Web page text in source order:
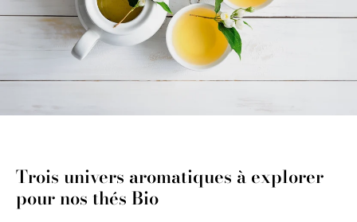
Trois univers aromatiques à explorer
pour nos thés Bio